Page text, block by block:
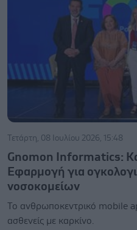
Τετάρτη, 08 Ιουλίου 2026, 15:48
Gnomon Informatics:
Εφαρμογή για
νοσοκομείων
Το ανθρωποκεντρικό mobile
ασθενείς με καρκίνο.